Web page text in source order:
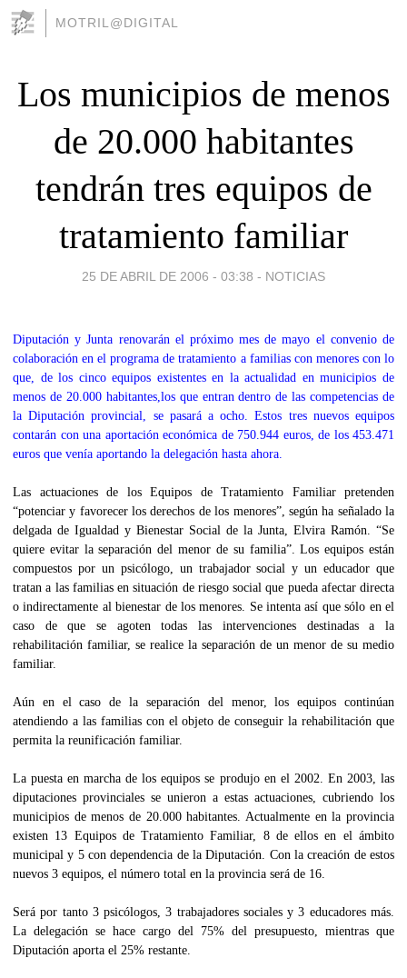
MOTRIL@DIGITAL
Los municipios de menos
de 20.000 habitantes
tendrán tres equipos de
tratamiento familiar
25 DE ABRIL DE 2006 - 03:38 - NOTICIAS
Diputación y Junta renovarán el próximo mes de mayo el convenio de
colaboración en el programa de tratamiento a familias con menores con lo
que, de los cinco equipos existentes en la actualidad en municipios de
menos de 20.000 habitantes,los que entran dentro de las competencias de
la Diputación provincial, se pasará a ocho. Estos tres nuevos equipos
contarán con una aportación económica de 750.944 euros, de los 453.471
euros que venía aportando la delegación hasta ahora.
Las actuaciones de los Equipos de Tratamiento Familiar pretenden
“potenciar y favorecer los derechos de los menores”, según ha señalado la
delgada de Igualdad y Bienestar Social de la Junta, Elvira Ramón. “Se
quiere evitar la separación del menor de su familia”. Los equipos están
compuestos por un psicólogo, un trabajador social y un educador que
tratan a las familias en situación de riesgo social que pueda afectar directa
o indirectamente al bienestar de los menores. Se intenta así que sólo en el
caso de que se agoten todas las intervenciones destinadas a la
rehabilitación familiar, se realice la separación de un menor de su medio
familiar.
Aún en el caso de la separación del menor, los equipos continúan
atendiendo a las familias con el objeto de conseguir la rehabilitación que
permita la reunificación familiar.
La puesta en marcha de los equipos se produjo en el 2002. En 2003, las
diputaciones provinciales se unieron a estas actuaciones, cubriendo los
municipios de menos de 20.000 habitantes. Actualmente en la provincia
existen 13 Equipos de Tratamiento Familiar, 8 de ellos en el ámbito
municipal y 5 con dependencia de la Diputación. Con la creación de estos
nuevos 3 equipos, el número total en la provincia será de 16.
Será por tanto 3 psicólogos, 3 trabajadores sociales y 3 educadores más.
La delegación se hace cargo del 75% del presupuesto, mientras que
Diputación aporta el 25% restante.